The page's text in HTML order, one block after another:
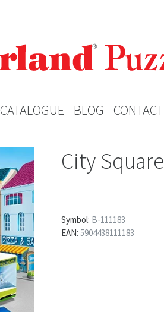
CATALOGUE BLOG CONTACT
City Square
Symbol: B-111183
EAN: 5904438111183